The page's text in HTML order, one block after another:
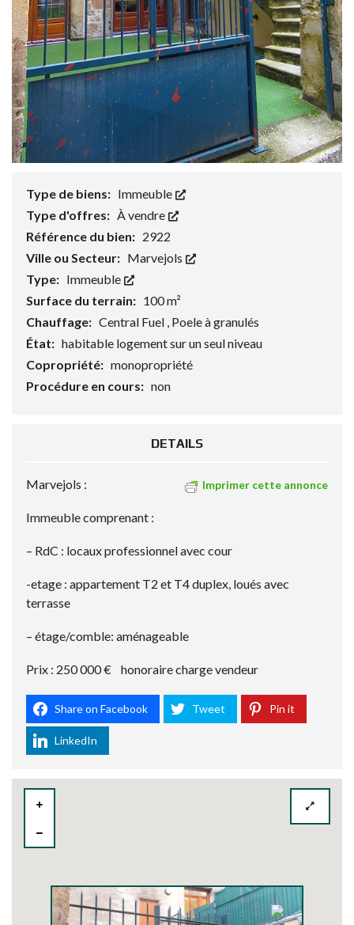
Type de biens: Immeuble
Type d'offres: À vendre
Référence du bien: 2922
Ville ou Secteur: Marvejols
Type: Immeuble
Surface du terrain: 100 m²
Chauffage: Central Fuel , Poele à granulés
État: habitable logement sur un seul niveau
Copropriété: monopropriété
Procédure en cours: non
DETAILS
Imprimer cette annonce
Marvejols :
Immeuble comprenant :
– RdC : locaux professionnel avec cour
-etage : appartement T2 et T4 duplex, loués avec
terrasse
– étage/comble: aménageable
Prix : 250 000 € honoraire charge vendeur
Share on Facebook Tweet Pin it
LinkedIn